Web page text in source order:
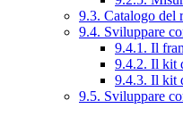
9.3. Catalogo del
9.4. Sviluppare
9.4.1. Il
9.4.2. Il kit
9.4.3. Il kit
9.5. Sviluppare